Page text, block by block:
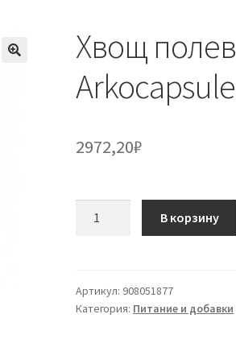
Хвощ
2972,20₽
Arkocapsule
45
В корзину
Артикул: 908051877
Категория: Питание и добавки